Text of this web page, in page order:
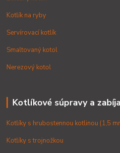
Kotlík na ryby
Servírovací kotlík
Smaltovaný kotol
Nerezový kotol
Kotlíkové súpravy a
Kotlíky s hrubostennou kotlinou (1,5
Kotlíky s trojnožkou